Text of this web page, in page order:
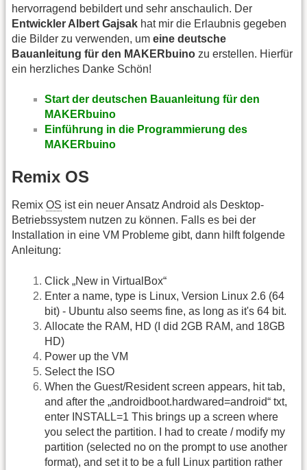
hervorragend bebildert und sehr anschaulich. Der
Entwickler Albert Gajsak hat mir die Erlaubnis gegeben
die Bilder zu verwenden, um eine deutsche
Bauanleitung für den MAKERbuino zu erstellen. Hierfür
ein herzliches Danke Schön!
Start der deutschen Bauanleitung für den
MAKERbuino
Einführung in die Programmierung des
MAKERbuino
Remix OS
Remix OS ist ein neuer Ansatz Android als Desktop-
Betriebssystem nutzen zu können. Falls es bei der
Installation in eine VM Probleme gibt, dann hilft folgende
Anleitung:
Click „New in VirtualBox“
Enter a name, type is Linux, Version Linux 2.6 (64
bit) - Ubuntu also seems fine, as long as it's 64 bit.
Allocate the RAM, HD (I did 2GB RAM, and 18GB
HD)
Power up the VM
Select the ISO
When the Guest/Resident screen appears, hit tab,
and after the „androidboot.hardwared=android“ txt,
enter INSTALL=1 This brings up a screen where
you select the partition. I had to create / modify my
partition (selected no on the prompt to use another
format), and set it to be a full Linux partition rather